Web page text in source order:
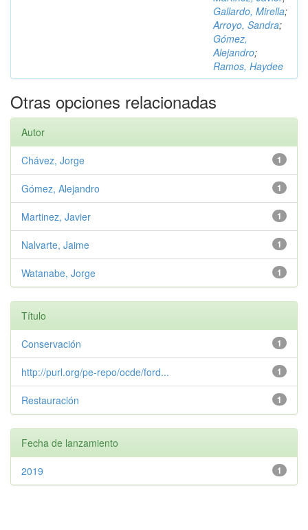
Gallardo, Mirella;
Arroyo, Sandra;
Gómez,
Alejandro;
Ramos, Haydee
Otras opciones relacionadas
Autor
1
Chávez, Jorge
1
Gómez, Alejandro
1
Martinez, Javier
1
Nalvarte, Jaime
1
Watanabe, Jorge
Título
1
Conservación
1
http://purl.org/pe-repo/ocde/ford...
1
Restauración
Fecha de lanzamiento
1
2019